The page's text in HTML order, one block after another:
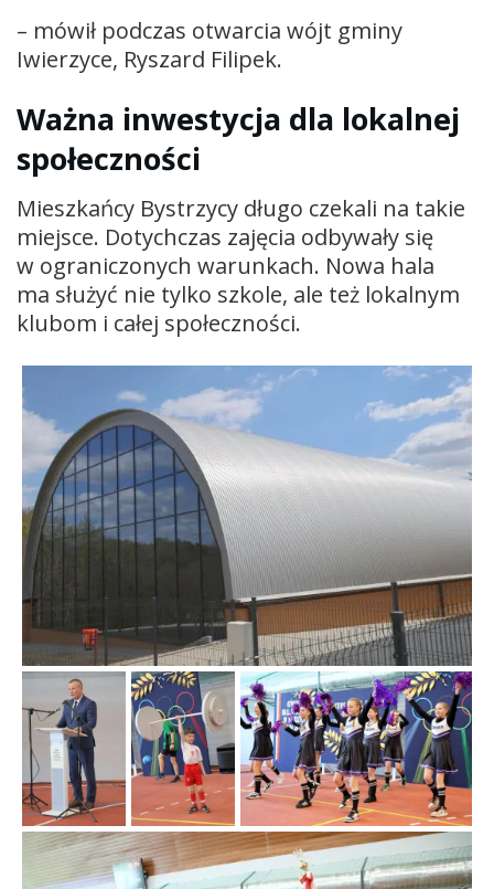
– mówił podczas otwarcia wójt gminy
Iwierzyce, Ryszard Filipek.
Ważna inwestycja dla lokalnej
społeczności
Mieszkańcy Bystrzycy długo czekali na takie
miejsce. Dotychczas zajęcia odbywały się
w ograniczonych warunkach. Nowa hala
ma służyć nie tylko szkole, ale też lokalnym
klubom i całej społeczności.